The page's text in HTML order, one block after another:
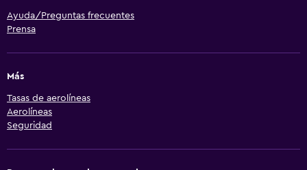
Ayuda/Preguntas frecuentes
Prensa
Más
Tasas de aerolíneas
Aerolíneas
Seguridad